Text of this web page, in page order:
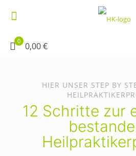
0 0,00 €
HIER UNSER STEP BY
12 Schritte zur